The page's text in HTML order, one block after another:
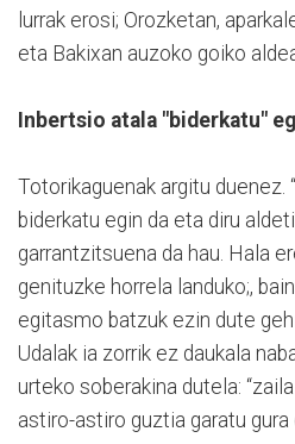
lurrak erosi; Orozketan,
eta Bakixan auzoko goiko
Inbertsio atala "biderkatu"
Totorikaguenak argitu duenez.
biderkatu egin da eta diru
garrantzitsuena da hau. Hala
genituzke horrela landuko;,
egitasmo batzuk ezin dute
Udalak ia zorrik ez daukala
urteko soberakina dutela:
astiro-astiro guztia garatu gura